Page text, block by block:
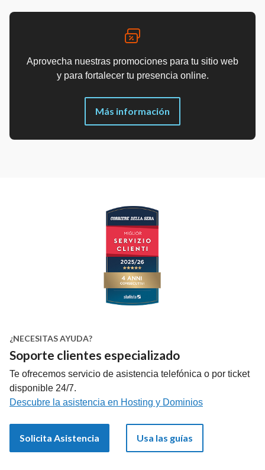
Aprovecha nuestras promociones para tu sitio web
y para fortalecer tu presencia online.
Más información
¿NECESITAS AYUDA?
Soporte clientes especializado
Te ofrecemos servicio de asistencia telefónica o por ticket
disponible 24/7.
Descubre la asistencia en Hosting y Dominios
Solicita Asistencia Usa las guías